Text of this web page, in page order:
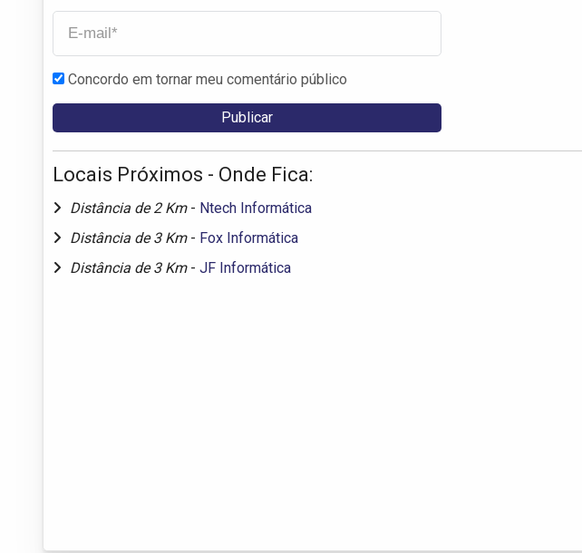
Concordo em tornar meu comentário público
Locais Próximos - Onde Fica:
Distância de 2 Km - Ntech Informática
Distância de 3 Km - Fox Informática
Distância de 3 Km - JF Informática